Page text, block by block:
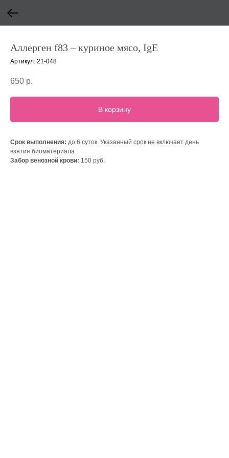
Аллерген f83 – куриное мясо, IgE
Артикул: 21-048
650 р.
В корзину
Срок выполнения: до 6 суток. Указанный срок не включает день
взятия биоматериала
Забор венозной крови: 150 руб.